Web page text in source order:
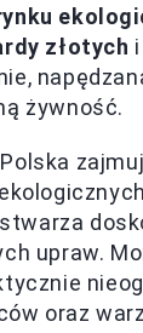
złotych i
żywność.
upraw.
oraz